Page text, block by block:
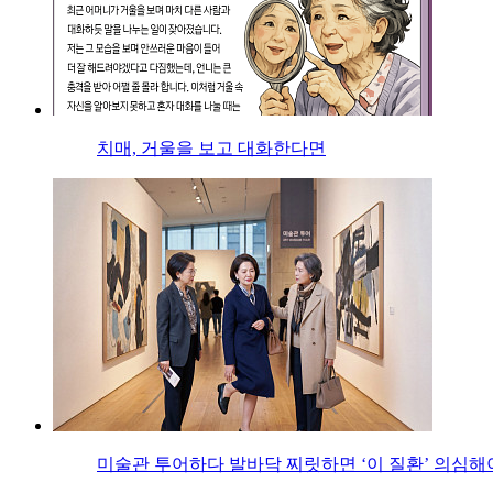
치매, 거울을 보고 대화한다면
미술관 투어하다 발바닥 찌릿하면 ‘이 질환’ 의심해